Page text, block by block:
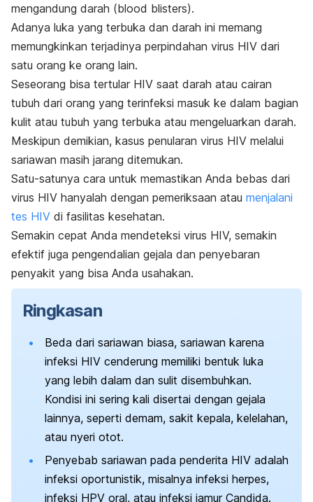
mengandung darah (blood blisters).
Adanya luka yang terbuka dan darah ini memang
memungkinkan terjadinya perpindahan virus HIV dari
satu orang ke orang lain.
Seseorang bisa tertular HIV saat darah atau cairan
tubuh dari orang yang terinfeksi masuk ke dalam bagian
kulit atau tubuh yang terbuka atau mengeluarkan darah.
Meskipun demikian, kasus penularan virus HIV melalui
sariawan masih jarang ditemukan.
Satu-satunya cara untuk memastikan Anda bebas dari
virus HIV hanyalah dengan pemeriksaan atau menjalani
tes HIV di fasilitas kesehatan.
Semakin cepat Anda mendeteksi virus HIV, semakin
efektif juga pengendalian gejala dan penyebaran
penyakit yang bisa Anda usahakan.
Ringkasan
Beda dari sariawan biasa, sariawan karena
infeksi HIV cenderung memiliki bentuk luka
yang lebih dalam dan sulit disembuhkan.
Kondisi ini sering kali disertai dengan gejala
lainnya, seperti demam, sakit kepala, kelelahan,
atau nyeri otot.
Penyebab sariawan pada penderita HIV adalah
infeksi oportunistik, misalnya infeksi herpes,
infeksi HPV oral, atau infeksi jamur Candida.